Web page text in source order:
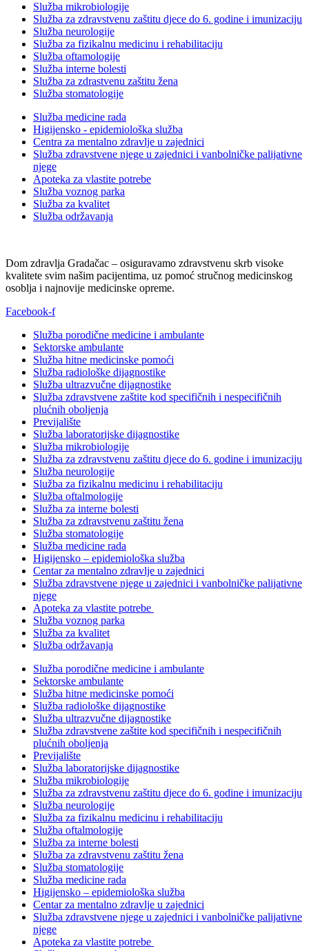
Služba mikrobiologije
Služba za zdravstvenu zaštitu djece do 6. godine i imunizaciju
Služba neurologije
Služba za fizikalnu medicinu i rehabilitaciju
Služba oftamologije
Služba interne bolesti
Služba za zdrastvenu zaštitu žena
Služba stomatologije
Služba medicine rada
Higijensko - epidemiološka služba
Centra za mentalno zdravlje u zajednici
Služba zdravstvene njege u zajednici i vanbolničke palijativne
njege
Apoteka za vlastite potrebe
Služba voznog parka
Služba za kvalitet
Služba održavanja
Dom zdravlja Gradačac – osiguravamo zdravstvenu skrb visoke
kvalitete svim našim pacijentima, uz pomoć stručnog medicinskog
osoblja i najnovije medicinske opreme.
Facebook-f
Služba porodične medicine i ambulante
Sektorske ambulante
Služba hitne medicinske pomoći
Služba radiološke dijagnostike
Služba ultrazvučne dijagnostike
Služba zdravstvene zaštite kod specifičnih i nespecifičnih
plućnih oboljenja
Previjalište
Služba laboratorijske dijagnostike
Služba mikrobiologije
Služba za zdravstvenu zaštitu djece do 6. godine i imunizaciju
Služba neurologije
Služba za fizikalnu medicinu i rehabilitaciju
Služba oftalmologije
Služba za interne bolesti
Služba za zdravstvenu zaštitu žena
Služba stomatologije
Služba medicine rada
Higijensko – epidemiološka služba
Centar za mentalno zdravlje u zajednici
Služba zdravstvene njege u zajednici i vanbolničke palijativne
njege
Apoteka za vlastite potrebe
Služba voznog parka
Služba za kvalitet
Služba održavanja
Služba porodične medicine i ambulante
Sektorske ambulante
Služba hitne medicinske pomoći
Služba radiološke dijagnostike
Služba ultrazvučne dijagnostike
Služba zdravstvene zaštite kod specifičnih i nespecifičnih
plućnih oboljenja
Previjalište
Služba laboratorijske dijagnostike
Služba mikrobiologije
Služba za zdravstvenu zaštitu djece do 6. godine i imunizaciju
Služba neurologije
Služba za fizikalnu medicinu i rehabilitaciju
Služba oftalmologije
Služba za interne bolesti
Služba za zdravstvenu zaštitu žena
Služba stomatologije
Služba medicine rada
Higijensko – epidemiološka služba
Centar za mentalno zdravlje u zajednici
Služba zdravstvene njege u zajednici i vanbolničke palijativne
njege
Apoteka za vlastite potrebe